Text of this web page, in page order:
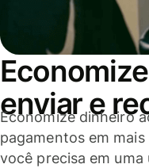
enviar e
Economize dinheiro
pagamentos em
você precisa em